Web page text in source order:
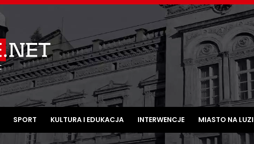
SPORT KULTURA I EDUKACJA INTERWENCJE MIASTO NA